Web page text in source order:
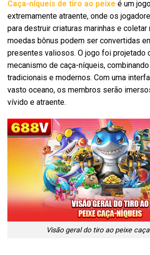
Caça-níqueis de tiro ao peixe é um
extremamente atraente, onde os
para destruir criaturas marinhas e coletar
moedas bônus podem ser convertidas
presentes valiosos. O jogo foi projetado
mecanismo de caça-níqueis,
tradicionais e modernos. Com uma
vasto oceano, os membros serão
vívido e atraente.
Visão geral do tiro ao peixe